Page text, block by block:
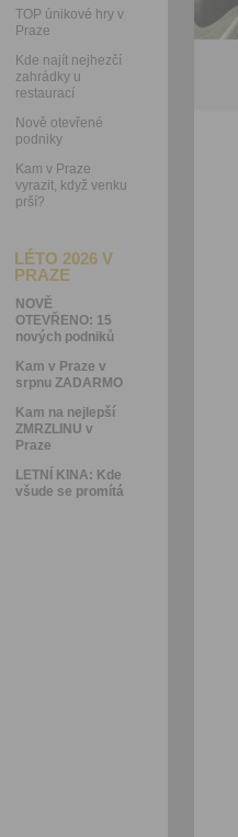
TOP únikové hry v
Praze
Kde najít nejhezčí
zahrádky u
restaurací
Nově otevřené
podniky
Kam v Praze
vyrazit, když venku
prší?
LÉTO 2026 V
PRAZE
NOVĚ
OTEVŘENO: 15
nových podniků
Kam v Praze v
srpnu ZADARMO
Kam na nejlepší
ZMRZLINU v
Praze
LETNÍ KINA: Kde
všude se promítá